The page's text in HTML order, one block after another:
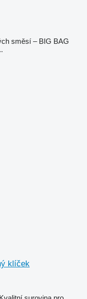
směsí – BIG BAG
klíček